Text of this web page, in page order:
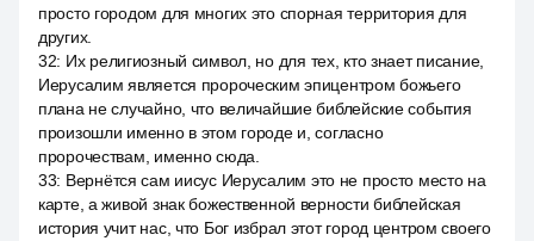
просто городом для многих это спорная территория для
других.
32: Их религиозный символ, но для тех, кто знает писание,
Иерусалим является пророческим эпицентром божьего
плана не случайно, что величайшие библейские события
произошли именно в этом городе и, согласно
пророчествам, именно сюда.
33: Вернётся сам иисус Иерусалим это не просто место на
карте, а живой знак божественной верности библейская
история учит нас, что Бог избрал этот город центром своего